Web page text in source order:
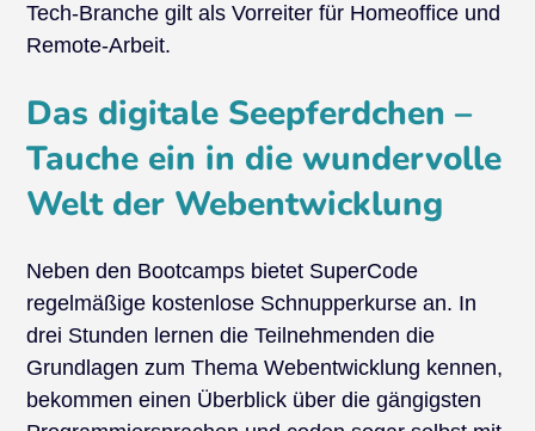
Tech-Branche gilt als Vorreiter für Homeoffice und
Remote-Arbeit.
Das digitale Seepferdchen –
Tauche ein in die wundervolle
Welt der Webentwicklung
Neben den Bootcamps bietet SuperCode
regelmäßige kostenlose Schnupperkurse an. In
drei Stunden lernen die Teilnehmenden die
Grundlagen zum Thema Webentwicklung kennen,
bekommen einen Überblick über die gängigsten